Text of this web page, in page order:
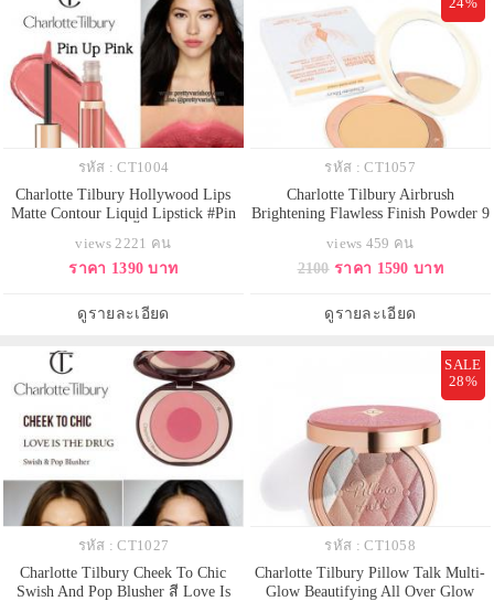
รหัส : CT1004
Charlotte Tilbury Hollywood Lips
Matte Contour Liquid Lipstick #Pin
จากป้าชาล็อต สีสวย แพคเกจสวย
ตามสไตน์คุณป้าเลยค่ะ ลิปสติกเนื้อ
ฝีปากเต่งตึง ไม่เป็นรอยย่น และยังมี
views 2221 คน
ราคา 1390 บาท
ดูรายละเอียด
รหัส : CT1057
Charlotte Tilbury Airbrush
Brightening Flawless Finish Powder 9
ผิวเข้ม แป้งอัดแข็งรุ่นใหม่ที่มีอณู
แป้งระดับไมโครไฟน์ด้วยอณูแป้งสี
การลดเลือนเงาบนใบหน้าที่ช่วย
ปกปิดรอยหมองคล้ำเนรมิตผิวกระจ่า
views 459 คน
2100 ราคา 1590 บาท
ดูรายละเอียด
รหัส : CT1027
Charlotte Tilbury Cheek To Chic
Swish And Pop Blusher สี Love Is
SALE
28%
รหัส : CT1058
Charlotte Tilbury Pillow Talk Multi-
Glow Beautifying All Over Glow